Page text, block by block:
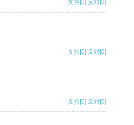
支持[0] 反对[0]
支持[0] 反对[0]
支持[0] 反对[0]